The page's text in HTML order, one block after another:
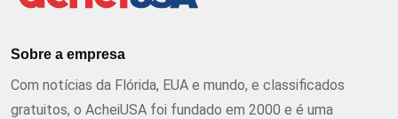
Sobre a empresa
Com notícias da Flórida, EUA e mundo, e classificados
gratuitos, o AcheiUSA foi fundado em 2000 e é uma